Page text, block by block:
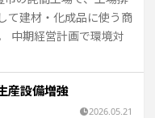
て建材・化成品に使う商
中期経営計画で環境対
産設備増強
2026.05.21